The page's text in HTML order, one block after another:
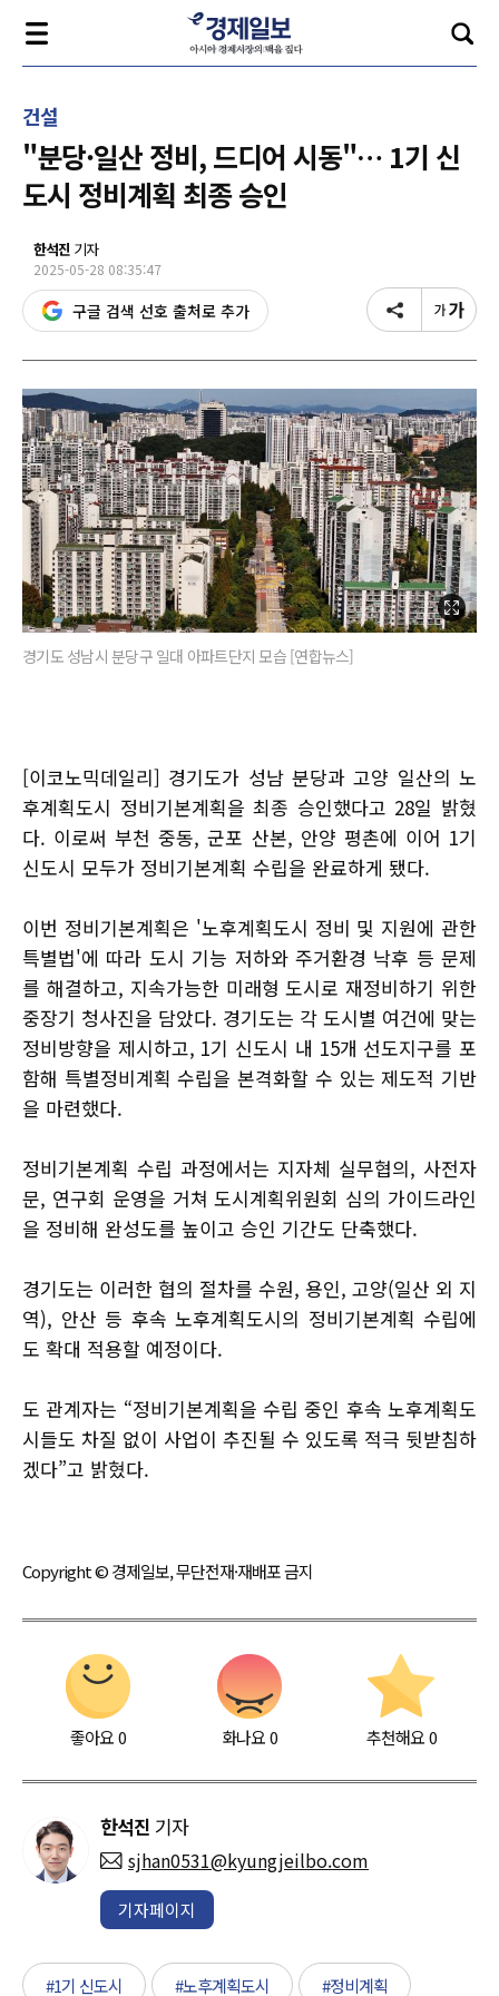
건설
"분당·일산 정비, 드디어 시동"… 1기 신
도시 정비계획 최종 승인
한석진 기자
2025-05-28 08:35:47
구글 검색 선호 출처로 추가
경기도 성남시 분당구 일대 아파트단지 모습 [연합뉴스]
[이코노믹데일리] 경기도가 성남 분당과 고양 일산의 노
후계획도시 정비기본계획을 최종 승인했다고 28일 밝혔
다. 이로써 부천 중동, 군포 산본, 안양 평촌에 이어 1기
신도시 모두가 정비기본계획 수립을 완료하게 됐다.
이번 정비기본계획은 '노후계획도시 정비 및 지원에 관한
특별법'에 따라 도시 기능 저하와 주거환경 낙후 등 문제
를 해결하고, 지속가능한 미래형 도시로 재정비하기 위한
중장기 청사진을 담았다. 경기도는 각 도시별 여건에 맞는
정비방향을 제시하고, 1기 신도시 내 15개 선도지구를 포
함해 특별정비계획 수립을 본격화할 수 있는 제도적 기반
을 마련했다.
정비기본계획 수립 과정에서는 지자체 실무협의, 사전자
문, 연구회 운영을 거쳐 도시계획위원회 심의 가이드라인
을 정비해 완성도를 높이고 승인 기간도 단축했다.
경기도는 이러한 협의 절차를 수원, 용인, 고양(일산 외 지
역), 안산 등 후속 노후계획도시의 정비기본계획 수립에
도 확대 적용할 예정이다.
도 관계자는 “정비기본계획을 수립 중인 후속 노후계획도
시들도 차질 없이 사업이 추진될 수 있도록 적극 뒷받침하
겠다”고 밝혔다.
Copyright © 경제일보, 무단전재·재배포 금지
좋아요0 화나요0 추천해요 0
한석진 기자
sjhan0531@kyungjeilbo.com
기자페이지
#1기 신도시 #노후계획도시 #정비계획